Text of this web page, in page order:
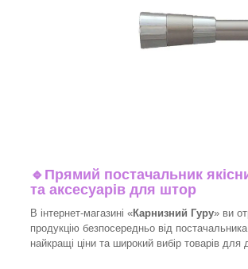
🔹 Прямий постачальник
та аксесуарів для штор
В інтернет-магазині «Карнизний Гуру» ви
продукцію безпосередньо від
найкращі ціни та широкий вибір товарів для